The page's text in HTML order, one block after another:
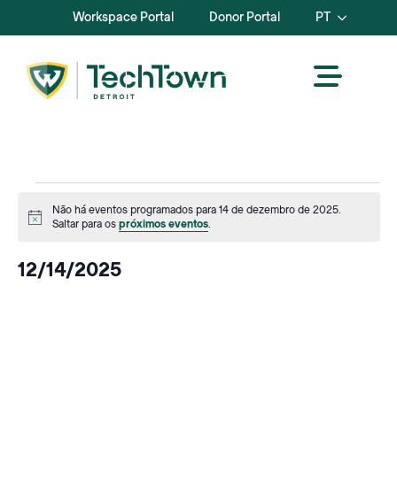
Workspace Portal Donor Portal PT
Events
for
Aviso
Não há eventos programados para 14 de dezembro de 2025.
Saltar para ospróximos eventos.
12/14/2025